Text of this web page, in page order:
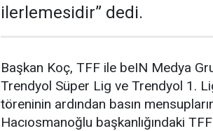
ilerlemesidir” dedi.
Başkan Koç, TFF ile beIN Medya
Trendyol Süper Lig ve Trendyol 1.
töreninin ardından basın
Hacıosmanoğlu başkanlığındaki